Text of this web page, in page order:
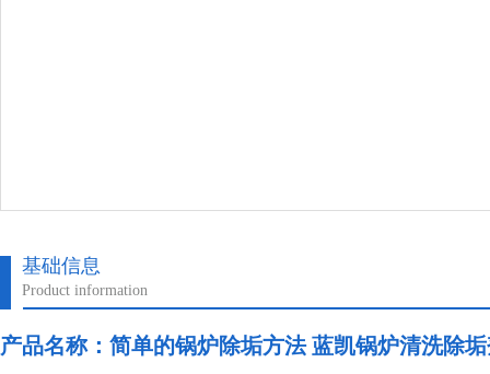
基础信息
Product information
产品名称： 简单的锅炉除垢方法 蓝凯锅炉清洗除